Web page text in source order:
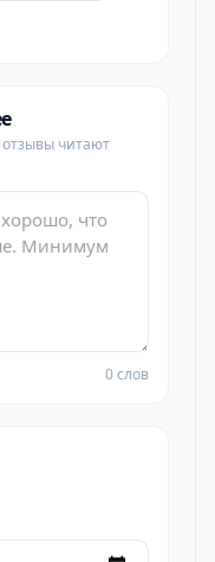
отзывы читают
0 слов